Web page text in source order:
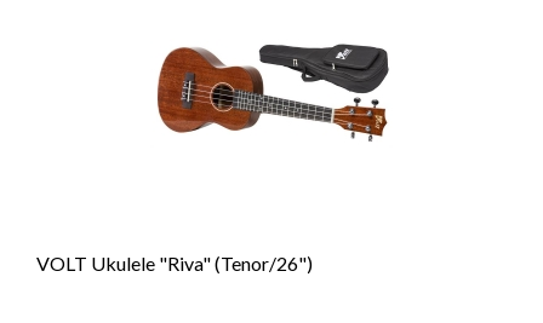
VOLT Ukulele "Riva" (Tenor/26")